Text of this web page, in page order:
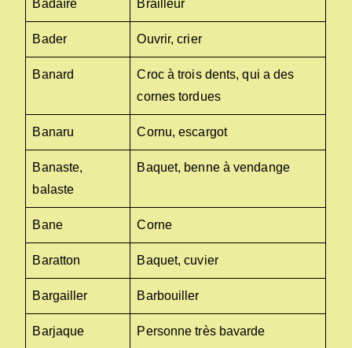
Badaïre Brailleur
Bader Ouvrir, crier
Banard
Croc à trois dents, qui a des
cornes tordues
Banaru Cornu, escargot
Banaste,
balaste
Baquet, benne à vendange
Bane Corne
Baratton Baquet, cuvier
Bargailler Barbouiller
Barjaque Personne très bavarde